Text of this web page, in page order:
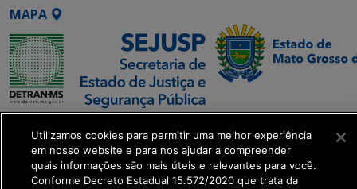
MAPA
SETDIG | Secretaria-
Executiva de
Transformação Digital
Utilizamos cookies para permitir uma melhor experiência
em nosso website e para nos ajudar a compreender
quais informações são mais úteis e relevantes para você.
Conforme Decreto Estadual 15.572/2020 que trata da